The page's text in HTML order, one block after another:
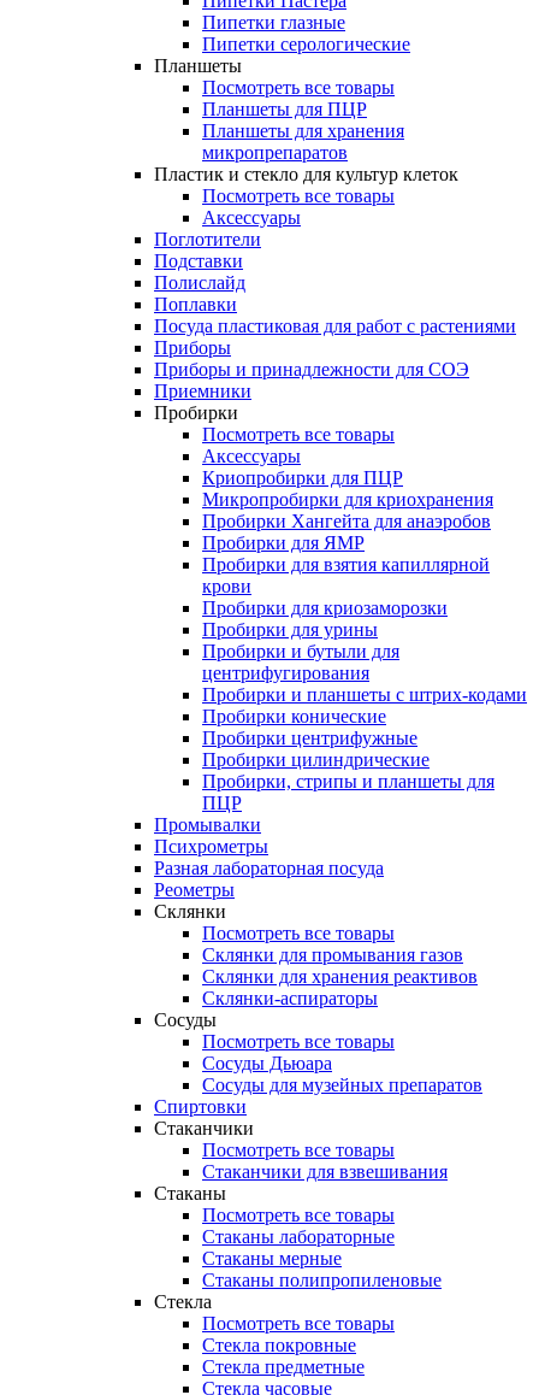
Пипетки глазные
Пипетки серологические
Планшеты
Посмотреть все товары
Планшеты для ПЦР
Планшеты для хранения
микропрепаратов
Пластик и стекло для культур клеток
Посмотреть все товары
Аксессуары
Поглотители
Подставки
Полислайд
Поплавки
Посуда пластиковая для работ с растениями
Приборы
Приборы и принадлежности для СОЭ
Приемники
Пробирки
Посмотреть все товары
Аксессуары
Криопробирки для ПЦР
Микропробирки для криохранения
Пробирки Хангейта для анаэробов
Пробирки для ЯМР
Пробирки для взятия капиллярной
крови
Пробирки для криозаморозки
Пробирки для урины
Пробирки и бутыли для
центрифугирования
Пробирки и планшеты с штрих-кодами
Пробирки конические
Пробирки центрифужные
Пробирки цилиндрические
Пробирки, стрипы и планшеты для
ПЦР
Промывалки
Психрометры
Разная лабораторная посуда
Реометры
Склянки
Посмотреть все товары
Склянки для промывания газов
Склянки для хранения реактивов
Склянки-аспираторы
Сосуды
Посмотреть все товары
Сосуды Дьюара
Сосуды для музейных препаратов
Спиртовки
Стаканчики
Посмотреть все товары
Стаканчики для взвешивания
Стаканы
Посмотреть все товары
Стаканы лабораторные
Стаканы мерные
Стаканы полипропиленовые
Стекла
Посмотреть все товары
Стекла покровные
Стекла предметные
Стекла часовые